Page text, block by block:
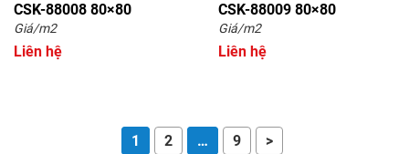
CSK-88008 80×80
Giá/m2
Liên hệ
CSK-88009 80×80
Giá/m2
Liên hệ
1 2 … 9 >